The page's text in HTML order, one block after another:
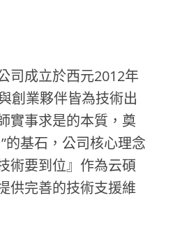
司成立於西元2012年
創業夥伴皆為技術出
實事求是的本質，奠
的基石，公司核心理念
術要到位』作為云碩
供完善的技術支援維